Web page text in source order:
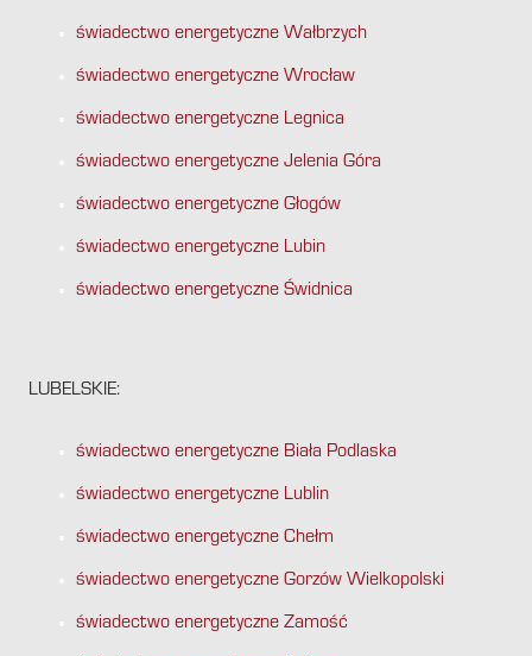
świadectwo energetyczne Wałbrzych
świadectwo energetyczne Wrocław
świadectwo energetyczne Legnica
świadectwo energetyczne Jelenia Góra
świadectwo energetyczne Głogów
świadectwo energetyczne Lubin
świadectwo energetyczne Świdnica
LUBELSKIE:
świadectwo energetyczne Biała Podlaska
świadectwo energetyczne Lublin
świadectwo energetyczne Chełm
świadectwo energetyczne Gorzów Wielkopolski
świadectwo energetyczne Zamość